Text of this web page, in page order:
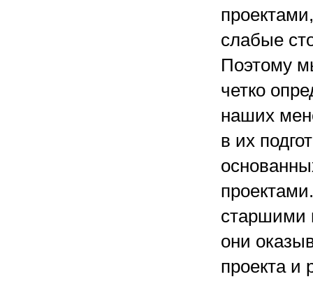
слабые
Поэтому
четко
наших
в их
старшими
они
проекта и